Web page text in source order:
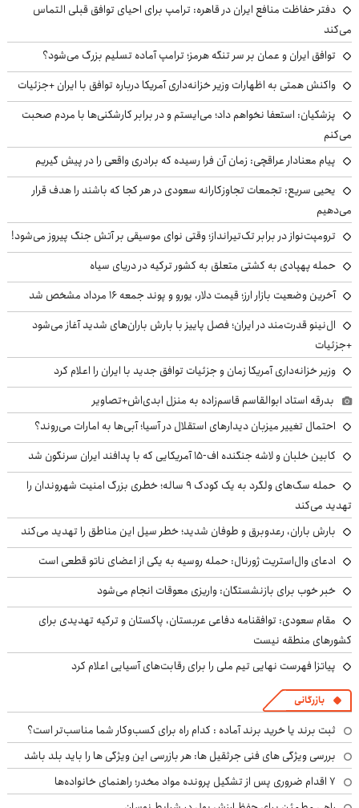
دفتر حفاظت منافع ایران در قاهره: ترامپ برای احیای توافق قبلی التماس
می‌کند
توافق ایران و عمان بر سر تنگه هرمز؛ ترامپ آماده تسلیم بزرگ می‌شود؟
واکنش همتی به اظهارات وزیر خزانه‌داری آمریکا درباره توافق با ایران +جزئیات
پزشکیان: استعفا نخواهم داد؛ می‌ایستم و در برابر کارشکنی‌ها با مردم صحبت
می‌کنم
پیام معنادار عراقچی: زمان آن فرا رسیده که برادری واقعی را در پیش گیریم
یحیی سریع: تجمعات تجاوزکارانه سعودی در هر کجا که باشند را هدف قرار
می‌دهیم
ترومپت‌نواز در برابر تک‌تیرانداز؛ وقتی نوای موسیقی بر آتش جنگ پیروز می‌شود!
حمله پهپادی به کشتی متعلق به کشور ترکیه در دریای سیاه
آخرین وضعیت بازار ارز؛ قیمت دلار، یورو و پوند جمعه ۱۶ مرداد مشخص شد
ال‌نینو قدرت‌مند در ایران؛ فصل پاییز با بارش باران‌های شدید آغاز می‌شود
+جزئیات
وزیر خزانه‌داری آمریکا زمان و جزئیات توافق جدید با ایران را اعلام کرد
بدرقه استاد ابوالقاسم قاسم‌زاده به منزل ابدی‌اش+تصاویر
احتمال تغییر میزبان دیدارهای استقلال در آسیا؛ آبی‌ها به امارات می‌روند؟
کابین خلبان و لاشه جنگنده اف-۱۵ آمریکایی که با پدافند ایران سرنگون شد
حمله سگ‌های ولگرد به یک کودک ۹ ساله؛ خطری بزرگ امنیت شهروندان را
تهدید می‌کند
بارش باران، رعدوبرق و طوفان شدید؛ خطر سیل این مناطق را تهدید می‌کند
ادعای وال‌استریت ژورنال: حمله روسیه به یکی از اعضای ناتو قطعی است
خبر خوب برای بازنشستگان: واریزی معوقات انجام می‌شود
مقام سعودی: توافقنامه دفاعی عربستان، پاکستان و ترکیه تهدیدی برای
کشورهای منطقه نیست
پیاتزا فهرست نهایی تیم ملی را برای رقابت‌های آسیایی اعلام کرد
بازرگانی
ثبت برند یا خرید برند آماده : کدام راه برای کسب‌وکار شما مناسب‌تر است؟
بررسی ویژگی های فنی جرثقیل ها: هر بازرسی این ویژگی ها را باید بلد باشد
۷ اقدام ضروری پس از تشکیل پرونده مواد مخدر؛ راهنمای خانواده‌ها